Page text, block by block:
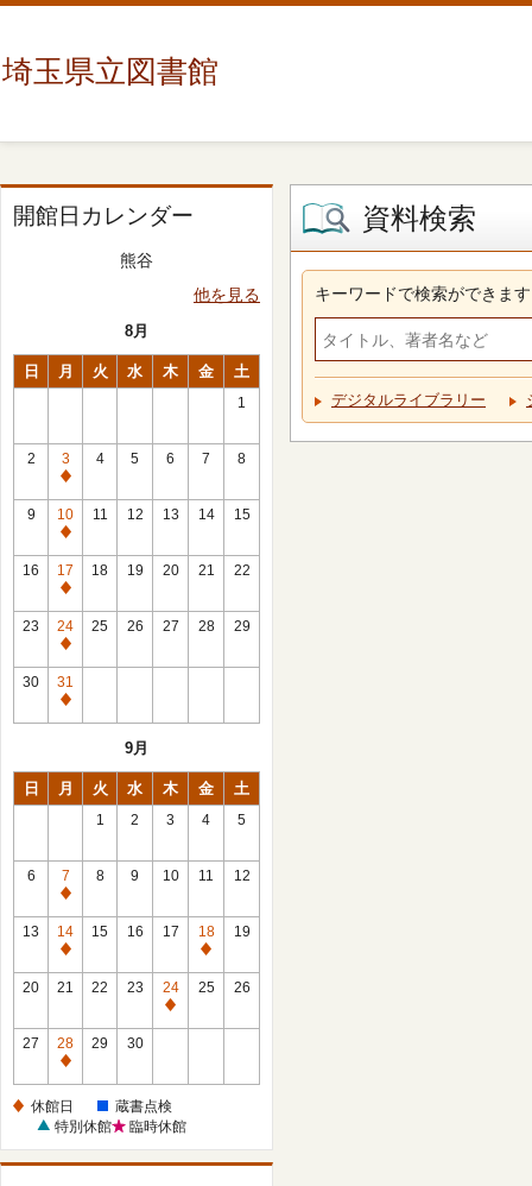
埼玉県立図書館
開館日カレンダー
熊谷
他を見る
8月
日 月 火 水 木 金 土
1
2
3
休
館
日
4 5 6 7 8
9
10
休
館
日
11 12 13 14 15
16
17
休
館
日
18 19 20 21 22
23
24
休
館
日
25 26 27 28 29
30
31
休
9月
日 月 火 水 木 金 土
1 2 3 4 5
6
7
休
館
日
8 9 10 11 12
13
14
休
館
15 16 17
18
休
館
19
20 21 22 23
24
休
25 26
27
28
休
日
29 30
休館日
蔵書点検
特別休館
臨時休館
資料検索
キーワードで検索ができます
デジタルライブラリー